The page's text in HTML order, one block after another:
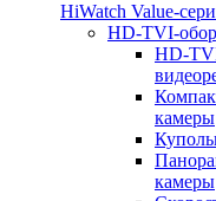
HiWatch Value-
HD-TVI-
HD-
камеры
камеры